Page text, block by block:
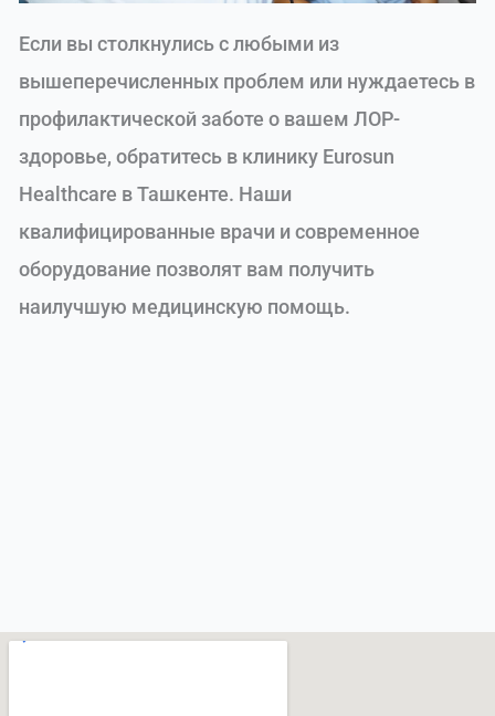
Если вы столкнулись с любыми из
вышеперечисленных проблем или нуждаетесь в
профилактической заботе о вашем ЛОР-
здоровье, обратитесь в клинику Eurosun
Healthcare в Ташкенте. Наши
квалифицированные врачи и современное
оборудование позволят вам получить
наилучшую медицинскую помощь.